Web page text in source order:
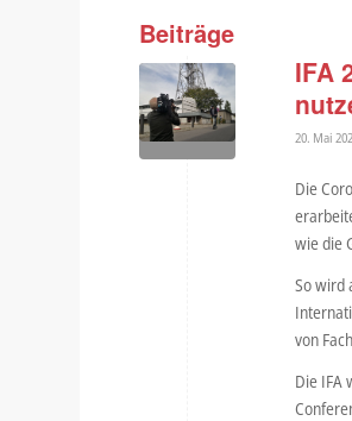
Beiträge
IFA
20. Mai
Die
wie die
So wird
von
Die IFA